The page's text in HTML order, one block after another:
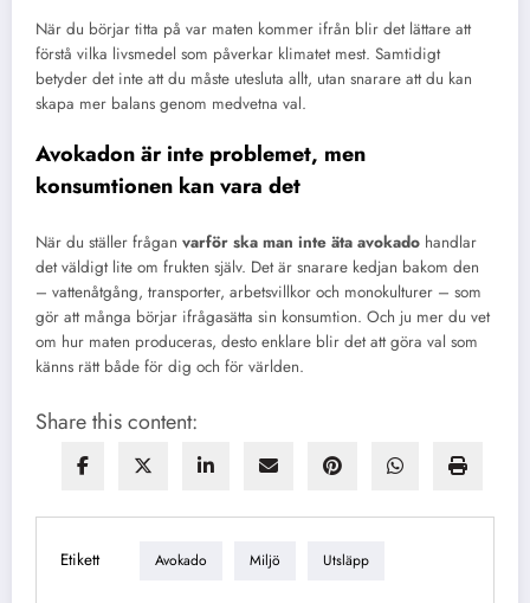
När du börjar titta på var maten kommer ifrån blir det lättare att
förstå vilka livsmedel som påverkar klimatet mest. Samtidigt
betyder det inte att du måste utesluta allt, utan snarare att du kan
skapa mer balans genom medvetna val.
Avokadon är inte problemet, men
konsumtionen kan vara det
När du ställer frågan varför ska man inte äta avokado handlar
det väldigt lite om frukten själv. Det är snarare kedjan bakom den
– vattenåtgång, transporter, arbetsvillkor och monokulturer – som
gör att många börjar ifrågasätta sin konsumtion. Och ju mer du vet
om hur maten produceras, desto enklare blir det att göra val som
känns rätt både för dig och för världen.
Share this content:
Etikett Avokado Miljö Utsläpp